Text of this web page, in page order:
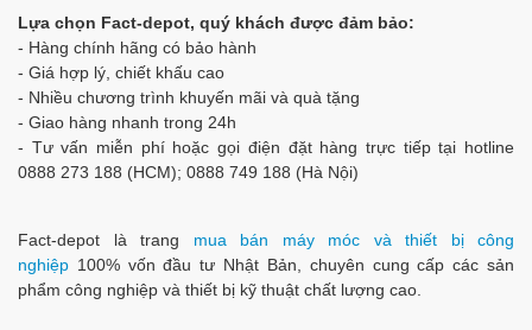
Lựa chọn Fact-depot, quý khách được đảm bảo:
- Hàng chính hãng có bảo hành
- Giá hợp lý, chiết khấu cao
- Nhiều chương trình khuyến mãi và quà tặng
- Giao hàng nhanh trong 24h
- Tư vấn miễn phí hoặc gọi điện đặt hàng trực tiếp tại hotline
0888 273 188 (HCM); 0888 749 188 (Hà Nội)
Fact-depot là trang mua bán máy móc và thiết bị công
nghiệp 100% vốn đầu tư Nhật Bản, chuyên cung cấp các sản
phẩm công nghiệp và thiết bị kỹ thuật chất lượng cao.